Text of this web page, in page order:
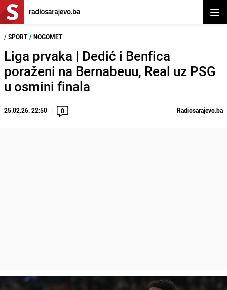
/ SPORT / NOGOMET
Liga prvaka | Dedić i Benfica
poraženi na Bernabeuu, Real uz PSG
u osmini finala
25.02.26. 22:50 0 Radiosarajevo.ba